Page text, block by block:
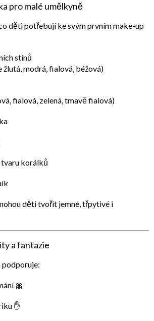
pro malé umělkyně
děti potřebují ke svým prvním make-up
stínů
žlutá, modrá, fialová, béžová)
fialová, zelená, tmavě fialová)
korálků
děti tvořit jemné, třpytivé i
a fantazie
podporuje:
🎀
✋